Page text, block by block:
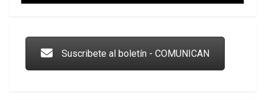
Suscribete al boletín - COMUNICAN